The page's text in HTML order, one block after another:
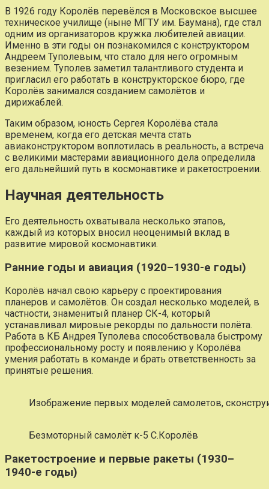
В 1926 году Королёв перевёлся в Московское высшее
техническое училище (ныне МГТУ им. Баумана), где стал
одним из организаторов кружка любителей авиации.
Именно в эти годы он познакомился с конструктором
Андреем Туполевым, что стало для него огромным
везением. Туполев заметил талантливого студента и
пригласил его работать в конструкторское бюро, где
Королёв занимался созданием самолётов и
дирижаблей.
Таким образом, юность Сергея Королёва стала
временем, когда его детская мечта стать
авиаконструктором воплотилась в реальность, а встреча
с великими мастерами авиационного дела определила
его дальнейший путь в космонавтике и ракетостроении.
Научная деятельность
Его деятельность охватывала несколько этапов,
каждый из которых вносил неоценимый вклад в
развитие мировой космонавтики.
Ранние годы и авиация (1920–1930-е годы)
Королёв начал свою карьеру с проектирования
планеров и самолётов. Он создал несколько моделей, в
частности, знаменитый планер СК-4, который
устанавливал мировые рекорды по дальности полёта.
Работа в КБ Андрея Туполева способствовала быстрому
профессиональному росту и появлению у Королёва
умения работать в команде и брать ответственность за
принятые решения.
Изображение первых моделей самолетов,
Безмоторный самолёт к-5 С.Королёв
Ракетостроение и первые ракеты (1930–
1940-е годы)